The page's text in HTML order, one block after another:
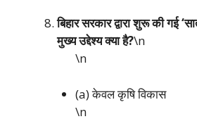
बिहार सरकार द्वारा शुरू की गई
मुख्य उद्देश्य क्या है?\n
\n
(a) केवल कृषि विकास
\n